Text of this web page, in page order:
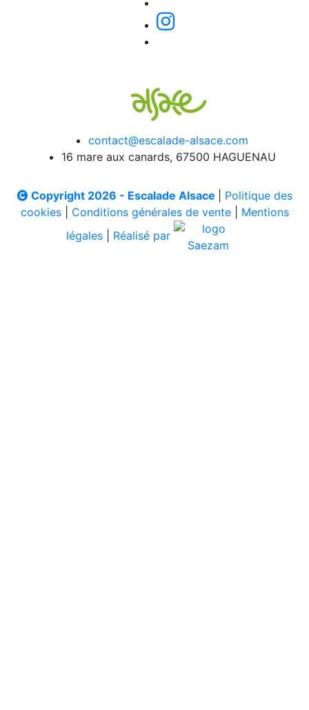
contact@escalade-alsace.com
16 mare aux canards, 67500 HAGUENAU
Copyright 2026 - Escalade Alsace
Politique des
cookies| Conditions générales de vente| Mentions
légales
Réalisé par